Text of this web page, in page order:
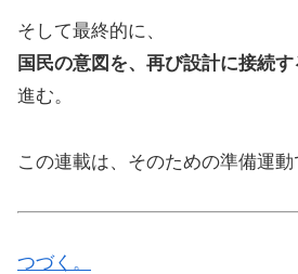
そして最終的に、
国民の意図を、再び設計に接続
進む。
この連載は、そのための準備運動
つづく。